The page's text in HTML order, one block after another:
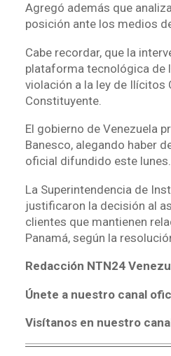
Agregó además que
posición ante los medios
Cabe recordar, que la
plataforma tecnológica de
violación a la ley de Ilícitos
Constituyente.
El gobierno de Venezuela
Banesco, alegando haber
oficial difundido este lunes.
La Superintendencia de
justificaron la decisión al
clientes que mantienen
Panamá, según la
Redacción NTN24
Únete a nuestro canal
Visítanos en nuestro